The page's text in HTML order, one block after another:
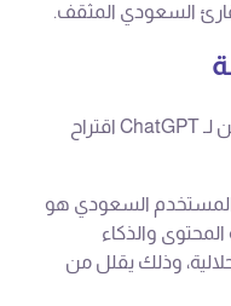
السعودي المثقف.
عندما يواجه الكاتب توقف الافكار، يمكن لـ ChatGPT اقتراح
المستخدم السعودي هو
والذكاء
وذلك يقلل من